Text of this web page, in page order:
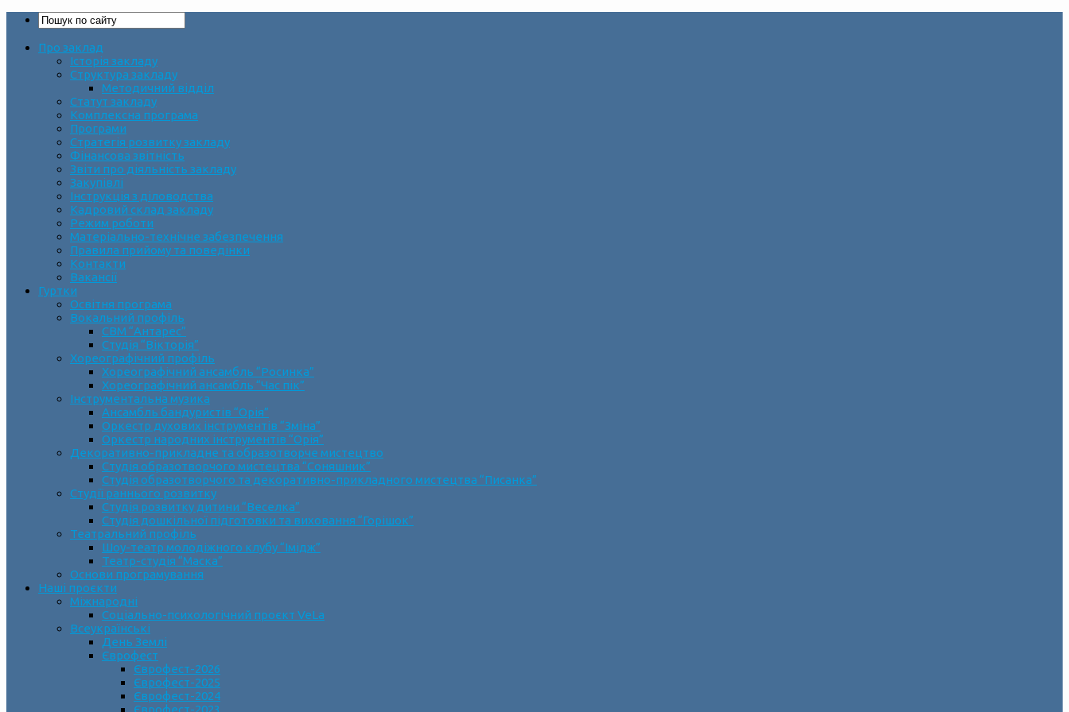
Про заклад
Історія закладу
Структура закладу
Методичний відділ
Статут закладу
Комплексна програма
Програми
Стратегія розвитку закладу
Фінансова звітність
Звіти про діяльність закладу
Закупівлі
Інструкція з діловодства
Кадровий склад закладу
Режим роботи
Матеріально-технічне забезпечення
Правила прийому та поведінки
Контакти
Вакансії
Гуртки
Освітня програма
Вокальний профіль
СВМ “Антарес”
Студія “Вікторія”
Хореографічний профіль
Хореографічний ансамбль “Росинка”
Хореографічний ансамбль “Час пік”
Інструментальна музика
Ансамбль бандуристів “Орія”
Оркестр духових інструментів “Зміна”
Оркестр народних інструментів “Орія”
Декоративно-прикладне та образотворче мистецтво
Cтудія образотворчого мистецтва “Соняшник”
Студія образотворчого та декоративно-прикладного мистецтва “Писанка”
Студії раннього розвитку
Студія розвитку дитини “Веселка”
Студія дошкільної підготовки та виховання “Горішок”
Театральний профіль
Шоу-театр молодіжного клубу “Імідж”
Театр-студія “Маска”
Основи програмування
Наші проєкти
Міжнародні
Соціально-психологічний проєкт VeLa
Всеукраїнські
День Землі
Єврофест
Єврофест-2026
Єврофест-2025
Єврофест-2024
Єврофест-2023